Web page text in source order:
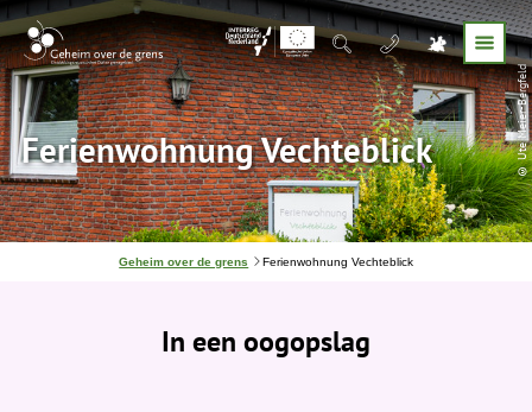
© Ute Meier-Bergfeld
Ferienwohnung Vechteblick
J
Geheim over de grens Ferienwohnung Vechteblick
In een oogopslag